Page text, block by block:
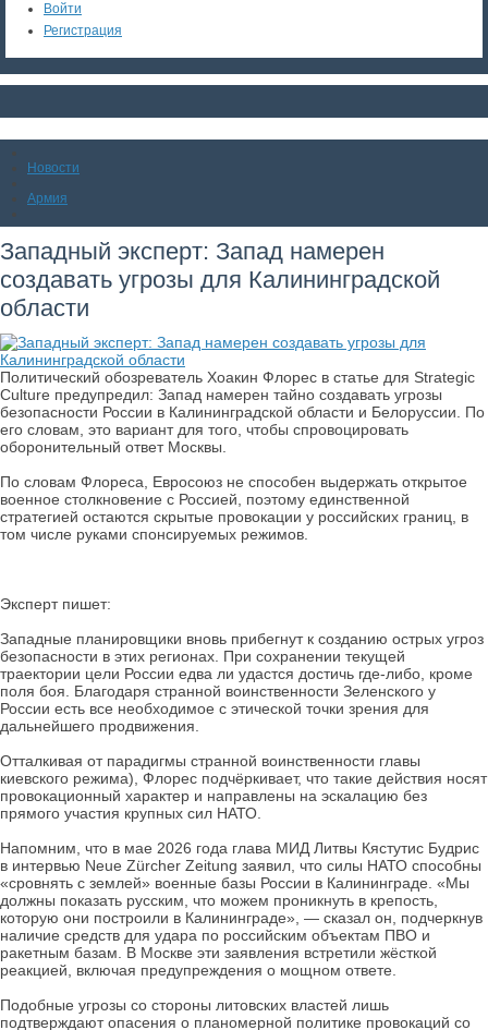
Войти
Регистрация
Новости
Армия
Западный эксперт: Запад намерен
создавать угрозы для Калининградской
области
Политический обозреватель Хоакин Флорес в статье для Strategic
Culture предупредил: Запад намерен тайно создавать угрозы
безопасности России в Калининградской области и Белоруссии. По
его словам, это вариант для того, чтобы спровоцировать
оборонительный ответ Москвы.
По словам Флореса, Евросоюз не способен выдержать открытое
военное столкновение с Россией, поэтому единственной
стратегией остаются скрытые провокации у российских границ, в
том числе руками спонсируемых режимов.
Эксперт пишет:
Западные планировщики вновь прибегнут к созданию острых угроз
безопасности в этих регионах. При сохранении текущей
траектории цели России едва ли удастся достичь где-либо, кроме
поля боя. Благодаря странной воинственности Зеленского у
России есть все необходимое с этической точки зрения для
дальнейшего продвижения.
Отталкивая от парадигмы странной воинственности главы
киевского режима), Флорес подчёркивает, что такие действия носят
провокационный характер и направлены на эскалацию без
прямого участия крупных сил НАТО.
Напомним, что в мае 2026 года глава МИД Литвы Кястутис Будрис
в интервью Neue Zürcher Zeitung заявил, что силы НАТО способны
«сровнять с землей» военные базы России в Калининграде. «Мы
должны показать русским, что можем проникнуть в крепость,
которую они построили в Калининграде», — сказал он, подчеркнув
наличие средств для удара по российским объектам ПВО и
ракетным базам. В Москве эти заявления встретили жёсткой
реакцией, включая предупреждения о мощном ответе.
Подобные угрозы со стороны литовских властей лишь
подтверждают опасения о планомерной политике провокаций со